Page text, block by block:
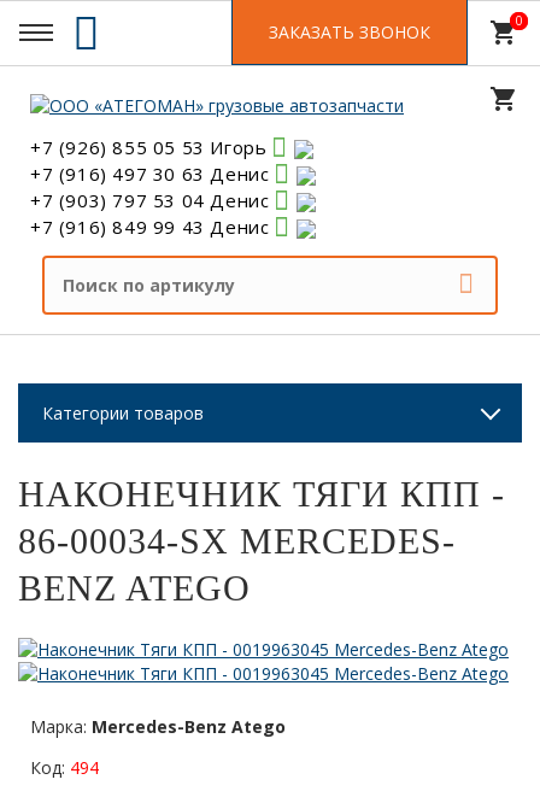
+7 (926) 855 05 53 Игорь
+7 (916) 497 30 63 Денис
+7 (903) 797 53 04 Денис
+7 (916) 849 99 43 Денис
ЗАКАЗАТЬ ЗВОНОК shopping_cart0
shopping_cart
0
Категории товаров
НАКОНЕЧНИК ТЯГИ КПП -
86-00034-SX MERCEDES-
BENZ ATEGO
Марка: Mercedes-Benz Atego
Код: 494